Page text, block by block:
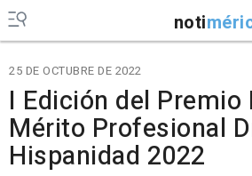
noti
25 DE OCTUBRE DE 2022
I Edición del Premio
Mérito Profesional
Hispanidad 2022